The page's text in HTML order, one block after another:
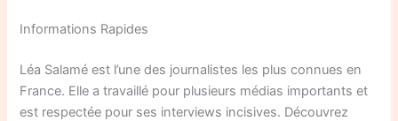
Informations Rapides
Léa Salamé est l’une des journalistes les plus connues en
France. Elle a travaillé pour plusieurs médias importants et
est respectée pour ses interviews incisives. Découvrez